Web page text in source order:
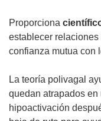
Proporciona
establecer
confianza mutua con
La teoría polivagal
quedan atrapados
hipoactivación